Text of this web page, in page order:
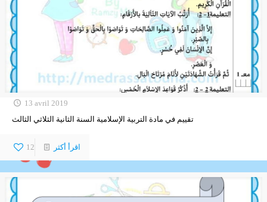
13 avril 2019
تقييم في مادة التربية الإسلامية السنة الثانية الثلاثي الثالث
12 اقرأ أكثر